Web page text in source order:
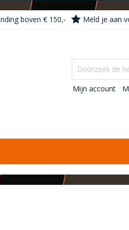
boven € 150,- Meld je aan
Mijn account